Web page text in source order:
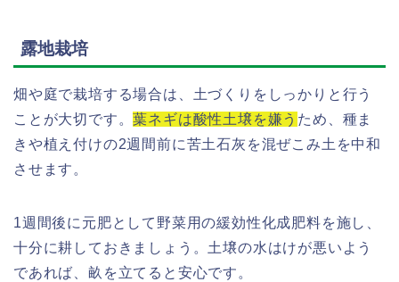
露地栽培
畑や庭で栽培する場合は、土づくりをしっかりと行う
ことが大切です。葉ネギは酸性土壌を嫌う ため、種ま
きや植え付けの2週間前に苦土石灰を混ぜこみ土を中和
させます。
1週間後に元肥として野菜用の緩効性化成肥料を施し、
十分に耕しておきましょう。土壌の水はけが悪いよう
であれば、畝を立てると安心です。